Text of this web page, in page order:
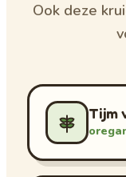
Ook deze
Tijm